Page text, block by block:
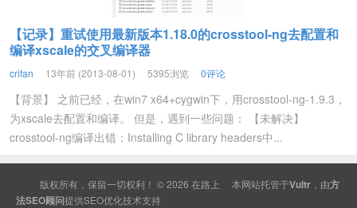
【记录】重试使用最新版本1.18.0的crosstool-ng去配置和
编译xscale的交叉编译器
crifan 13年前 (2013-08-01) 5395浏览 0评论
【背景】 之前已经，在win7 x64+cygwin下，用crosstool-ng-1.9.3，
为xscale去配置和编译。 但是，遇到一些问题： 【未解决】
crosstool-ng编译出错：Installing C library headers中...
版权所有，保留一切权利！ © 2026 在路上 本网站托管于Vultr ，由方
法SEO顾问提供SEO优化技术支持